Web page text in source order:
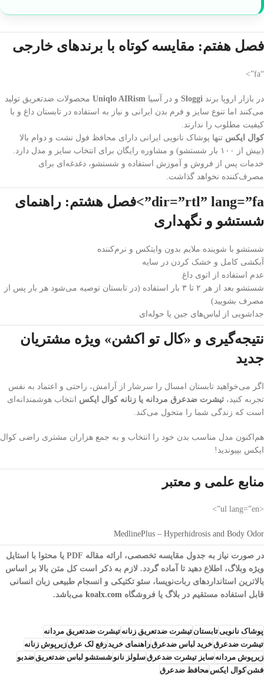
فصل هفتم: مقایسه کوتاه با برندهای خارجی
“fa”>
در بازار اروپا برند Sloggi و در آسیا Uniqlo AIRism محصولات ضدتعریق تولید
می‌کنند اما تنوع سایز و فرم بدن ایرانی و نیاز به استفاده در تابستان داغ و با
کیفیت مطلوب را ندارند.
کوال ایکس تنها پوشاک نانویی ایرانی دارای محافظ فول نشت و دوام بالا
(بیش از ۱۰۰ بار شستشو) و مشاوره رایگان برای انتخاب سایز و مدل دارد.
خدمات پس از فروش و آموزش استفاده و شستشو، دغدغه‌ای برای
مصرف‌کننده نخواهد گذاشت.
dir=”rtl” lang=”fa”>فصل هشتم: راهنمای
شستشو و نگهداری
شستشو با شوینده ملایم بدون وایتکس و نرم‌کننده
آبکشی کامل و خشک کردن در سایه
عدم استفاده از اتوی داغ
شستشو بعد از هر ۲ تا ۳ بار استفاده (در تابستان توصیه می‌شود هر بار پس از
مصرف بشویید)
جداشویی از لباس‌های جین یا حوله‌‌ای
نتیجه‌گیری و «کال تو اکشن» ویژه مشتریان
جدید
اگر می‌خواهید تابستان امسال را سرشار از آرامش، راحتی و اعتماد به نفس
تجربه کنید، تیشرت ضدعرق مردانه یا زنانه کوال ایکس انتخاب هوشمندانه‌ای
است که زندگی شما را متحول می‌کند.
هم‌اکنون مدل مناسب بدن خود را انتخاب و به جمع هزاران مشتری راضی کوال
ایکس بپیوندید!
منابع علمی و معتبر
<ul lang=”en”>
MedlinePlus – Hyperhidrosis and Body Odor
در صورت نیاز به جدول مقایسه تخصصی، ارائه مقاله PDF یا محتوا با استایل
ویژه وبلاگ، اطلاع دهید تا آماده گردد. لازم به ذکر است کل متن بالا بر اساس
بالاترین استانداردهای ربات‌‌نویسا، سئو تکتیکی و انسجام طبیعی زبان انسانی
قابل استفاده مستقیم در بلاگ یا فروشگاه koalx.com می‌باشد.
پوشاک نانوییتابستان تیشرت ضدتعریق زنانه تیشرت ضدتعریق مردانه
تیشرت ضدعرقخرید لباس ضدعرقراهنمای خریدرفع لک عرقزیرپوش زنانه
زیرپوش مردانه سایز تیشرت ضدعرقسلولز نانو شستشو لباس ضدتعریقضدبو
فشن کوال ایکس محافظ ضدعرق